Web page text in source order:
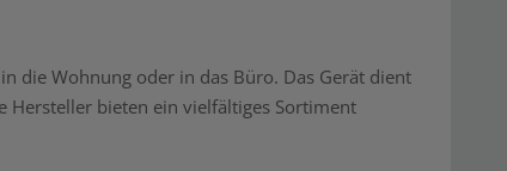
die Wohnung oder in das Büro. Das Gerät dient
Hersteller bieten ein vielfältiges Sortiment